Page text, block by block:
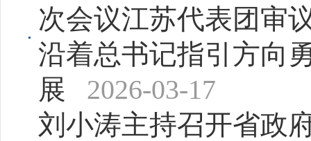
次会议江苏代表团审
沿着总书记指引方向
展
2026-03-17
刘小涛主持召开省政